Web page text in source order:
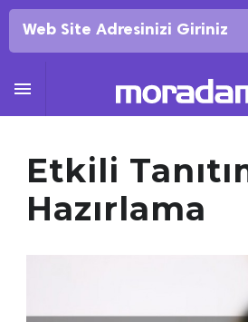

Etkili
Hazırlama